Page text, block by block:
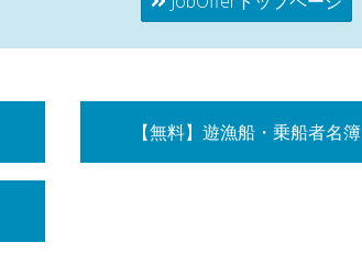
【無料】遊漁船・乗船者名簿